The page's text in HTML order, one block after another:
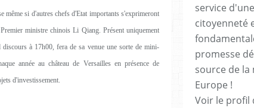
même si d'autres chefs d'Etat importants s'exprimeront
ministre chinois Li Qiang. Présent uniquement
à 17h00, fera de sa venue une sorte de mini-
année au château de Versailles en présence de
d'investissement.
service
citoyenneté
promesse
source de
Europe !
Voir le profil